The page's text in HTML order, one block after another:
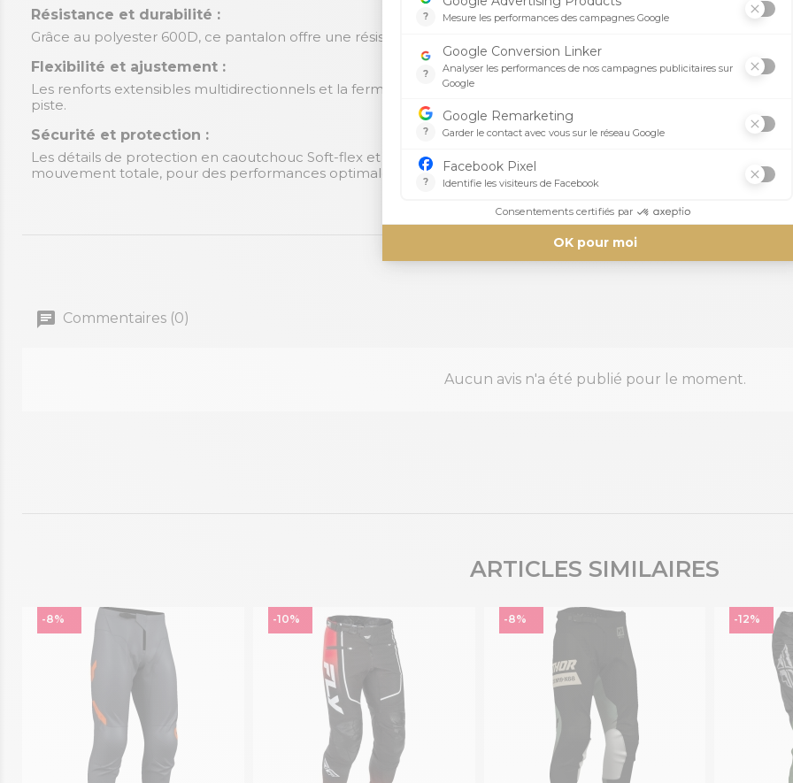
Résistance et durabilité :
Grâce au polyester 600D, ce pantalon offre une résistance exceptionnelle aux frottements et une durabilité à
Flexibilité et ajustement :
Les renforts extensibles multidirectionnels et la fermeture à cliquet permettent une flexibilité optimale et un
piste.
Sécurité et protection :
Les détails de protection en caoutchouc Soft-flex et le genou ergonomique préformé offrent une protection
mouvement totale, pour des performances optimales.
Commentaires (0)
Aucun avis n'a été publié pour le moment.
ARTICLES SIMILAIRES
-8% -10% -8% -12%